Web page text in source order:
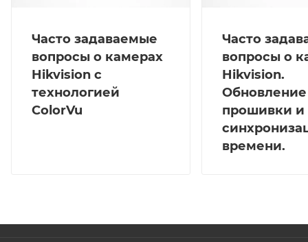
Часто задаваемые
вопросы о камерах
Hikvision с
технологией
ColorVu
Часто
вопросы о
Hikvision.
Обновление
прошивки и
времени.